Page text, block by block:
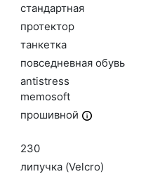
стан­дарт­ная
про­тек­тор
тан­кетка
пов­седнев­ная обувь
an­tist­ress
me­mosoft
про­шив­ной
230
ли­пуч­ка (Velc­ro)